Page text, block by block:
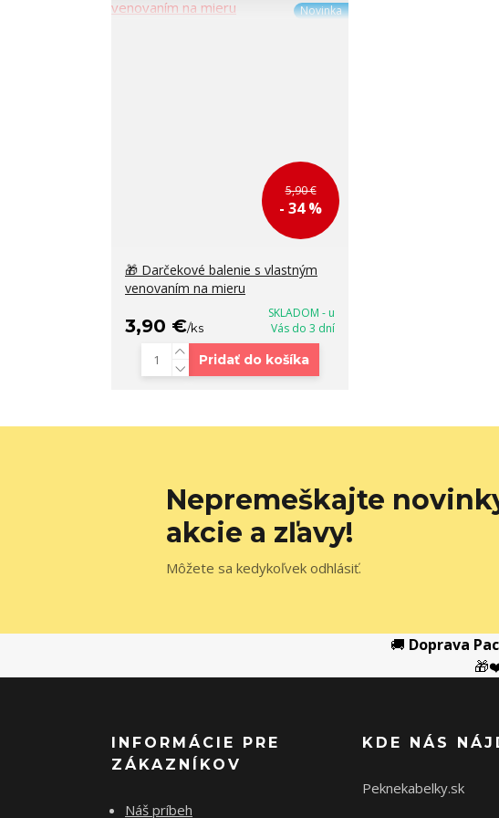
Novinka
5,90 €
- 34 %
🎁 Darčekové balenie s vlastným
venovaním na mieru
3,90 €/ks
SKLADOM - u
Vás do 3 dní
Pridať do košíka
Nepremeškajte
akcie a zľavy!
Môžete sa kedykoľvek odhlásiť.
🚚 Doprava
INFORMÁCIE PRE
ZÁKAZNÍKOV
Náš príbeh
KDE NÁS
Peknekabelky.sk